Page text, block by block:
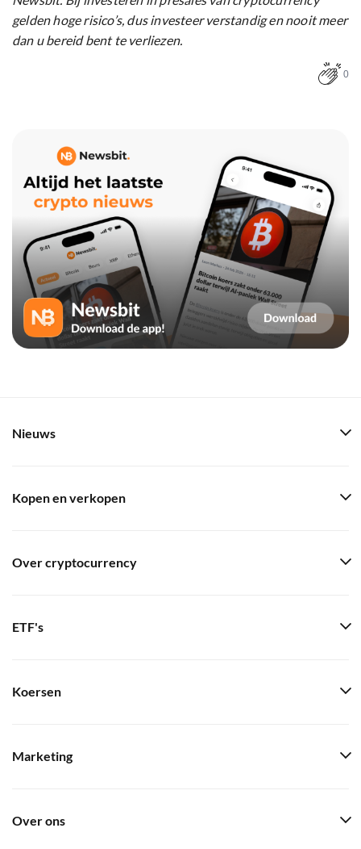
gelden hoge risico’s, dus investeer verstandig en nooit meer
dan u bereid bent te verliezen.
0
Nieuws
Kopen en verkopen
Over cryptocurrency
ETF's
Koersen
Marketing
Over ons